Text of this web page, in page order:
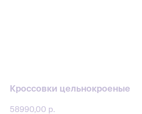
Кроссовки цельнокроеные
58990,00 р.